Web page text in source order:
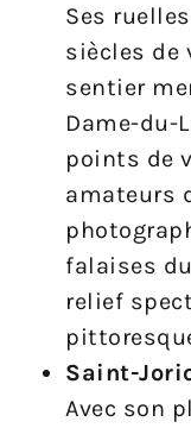
Ses
siècles de
sentier
Dame-du-
points de
amateurs
falaises
relief
Saint-
Avec son